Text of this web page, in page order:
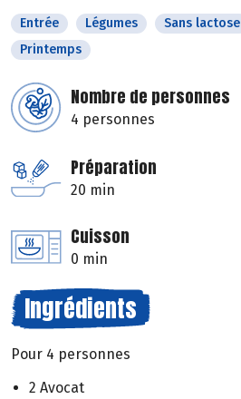
Entrée Légumes Sans lactose
Printemps
Nombre de personnes
4 personnes
Préparation
20 min
Cuisson
0 min
Ingrédients
Pour 4 personnes
2 Avocat